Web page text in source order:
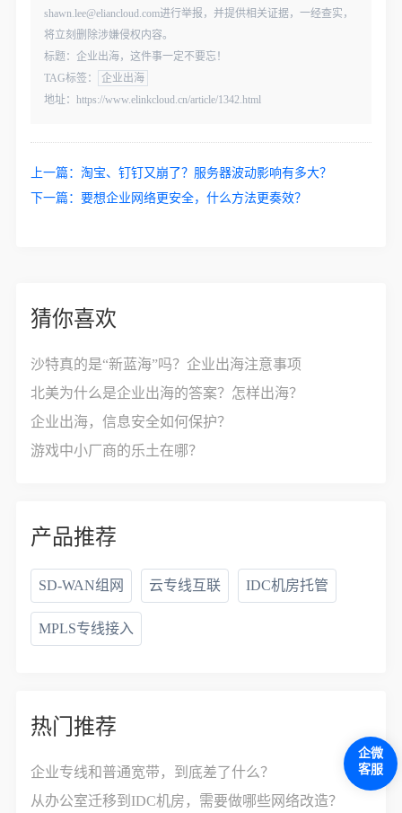
shawn.lee@eliancloud.com进行举报，并提供相关证据，一经查实，
将立刻删除涉嫌侵权内容。
标题：企业出海，这件事一定不要忘！
TAG标签：
企业出海
地址：https://www.elinkcloud.cn/article/1342.html
上一篇：淘宝、钉钉又崩了？服务器波动影响有多大？
下一篇：要想企业网络更安全，什么方法更奏效？
猜你喜欢
沙特真的是“新蓝海”吗？企业出海注意事项
北美为什么是企业出海的答案？怎样出海？
企业出海，信息安全如何保护？
游戏中小厂商的乐土在哪？
产品推荐
SD-WAN组网 云专线互联 IDC机房托管
MPLS专线接入
热门推荐
企业专线和普通宽带，到底差了什么？
从办公室迁移到IDC机房，需要做哪些网络改造？
企微
客服